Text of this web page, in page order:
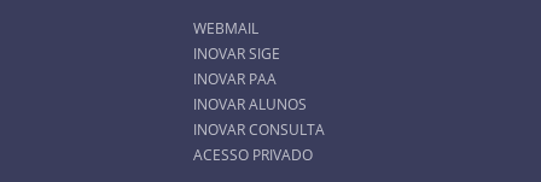
WEBMAIL
INOVAR SIGE
INOVAR PAA
INOVAR ALUNOS
INOVAR CONSULTA
ACESSO PRIVADO